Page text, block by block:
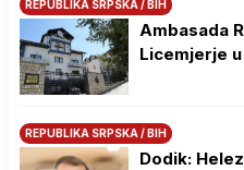
REPUBLIKA SRPSKA / BIH
Ambasada
Licemjerje
REPUBLIKA SRPSKA / BIH
Dodik: